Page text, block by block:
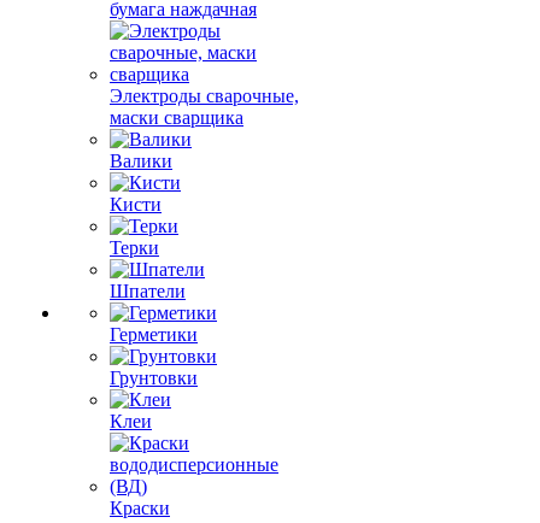
бумага наждачная
Электроды сварочные,
маски сварщика
Валики
Кисти
Терки
Шпатели
Герметики
Грунтовки
Клеи
Краски